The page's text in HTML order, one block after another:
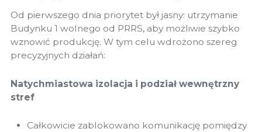
Od pierwszego dnia priorytet był jasny: utrzymanie
Budynku 1 wolnego od PRRS, aby możliwie szybko
wznowić produkcję. W tym celu wdrożono szereg
precyzyjnych działań:
Natychmiastowa izolacja i podział wewnętrzny
stref
Całkowicie zablokowano komunikację pomiędzy